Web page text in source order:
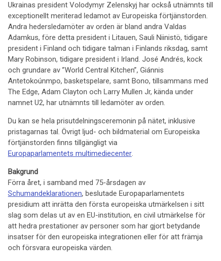
Ukrainas president Volodymyr Zelenskyj har också utnämnts till
exceptionellt meriterad ledamot av Europeiska förtjänstorden.
Andra hedersledamöter av orden är bland andra Valdas
Adamkus, före detta president i Litauen, Sauli Niinistö, tidigare
president i Finland och tidigare talman i Finlands riksdag, samt
Mary Robinson, tidigare president i Irland. José Andrés, kock
och grundare av ”World Central Kitchen”, Giánnis
Antetokoúnmpo, basketspelare, samt Bono, tillsammans med
The Edge, Adam Clayton och Larry Mullen Jr, kända under
namnet U2, har utnämnts till ledamöter av orden.
Du kan se hela prisutdelningsceremonin på nätet, inklusive
pristagarnas tal. Övrigt ljud- och bildmaterial om Europeiska
förtjänstorden finns tillgängligt via
Europaparlamentets multimediecenter.
Bakgrund
Förra året, i samband med 75-årsdagen av
Schumandeklarationen, beslutade Europaparlamentets
presidium att inrätta den första europeiska utmärkelsen i sitt
slag som delas ut av en EU-institution, en civil utmärkelse för
att hedra prestationer av personer som har gjort betydande
insatser för den europeiska integrationen eller för att främja
och försvara europeiska värden.